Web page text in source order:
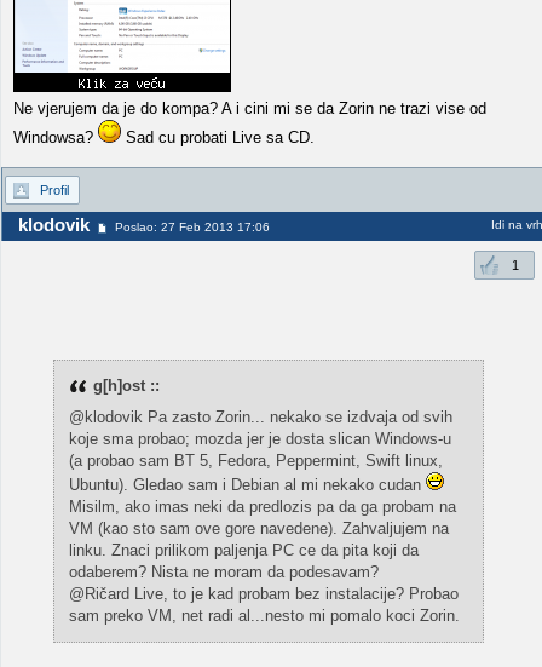
Ne vjerujem da je do kompa? A i cini mi se da Zorin ne trazi vise od
Windowsa?
Sad cu probati Live sa CD.
Profil
klodovik Poslao: 27 Feb 2013 17:06 Idi na vrh
1
g[h]ost ::
@klodovik Pa zasto Zorin... nekako se izdvaja od svih
koje sma probao; mozda jer je dosta slican Windows-u
(a probao sam BT 5, Fedora, Peppermint, Swift linux,
Ubuntu). Gledao sam i Debian al mi nekako cudan
Misilm, ako imas neki da predlozis pa da ga probam na
VM (kao sto sam ove gore navedene). Zahvaljujem na
linku. Znaci prilikom paljenja PC ce da pita koji da
odaberem? Nista ne moram da podesavam?
@Ričard Live, to je kad probam bez instalacije? Probao
sam preko VM, net radi al...nesto mi pomalo koci Zorin.